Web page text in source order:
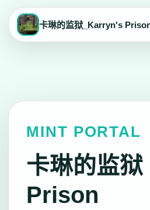
卡琳的监狱_Karryn's
MINT PORTAL
卡琳的监
Prison